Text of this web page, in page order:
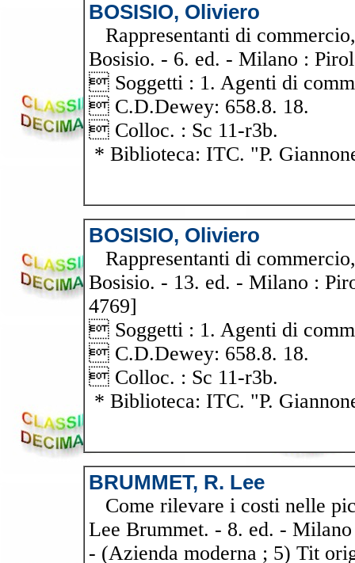
BOSISIO, Oliviero
Rappresentanti di
Bosisio. - 6. ed. - Milano :
 Soggetti : 1. Agenti di
 C.D.Dewey: 658.8. 18.
 Colloc. : Sc 11-r3b.
* Biblioteca: ITC. "P.
BOSISIO, Oliviero
Rappresentanti di
Bosisio. - 13. ed. - Milano :
4769]
 Soggetti : 1. Agenti di
 C.D.Dewey: 658.8. 18.
 Colloc. : Sc 11-r3b.
* Biblioteca: ITC. "P.
BRUMMET, R. Lee
Come rilevare i costi nelle
Lee Brummet. - 8. ed. -
- (Azienda moderna ; 5) Tit